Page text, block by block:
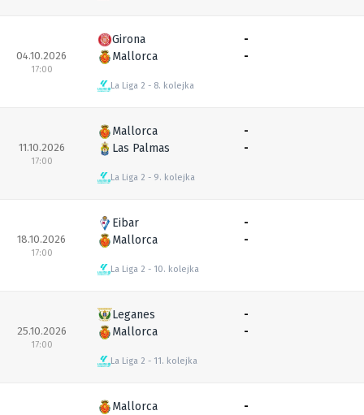
04.10.2026
17:00
Girona
Mallorca
La Liga 2 8. kolejka
-
-
11.10.2026
17:00
Mallorca
Las Palmas
La Liga 2 9. kolejka
-
-
18.10.2026
17:00
Eibar
Mallorca
La Liga 2 10. kolejka
-
-
25.10.2026
17:00
Leganes
Mallorca
La Liga 2 11. kolejka
-
-
Mallorca
-